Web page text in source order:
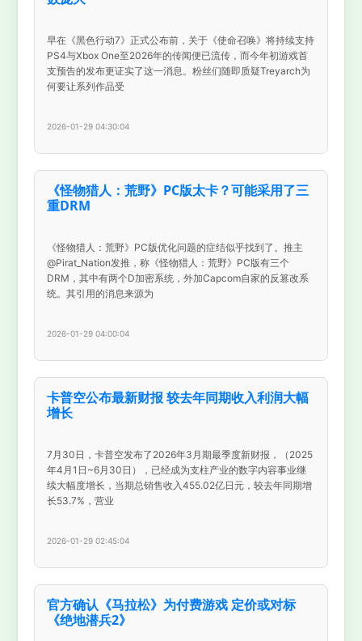
早在《黑色行动7》正式公布前，关于《使命召唤》将持续支持
PS4与Xbox One至2026年的传闻便已流传，而今年初游戏首
支预告的发布更证实了这一消息。粉丝们随即质疑Treyarch为
何要让系列作品受
2026-01-29 04:30:04
《怪物猎人：荒野》PC版太卡？可能采用了三
重DRM
《怪物猎人：荒野》PC版优化问题的症结似乎找到了。推主
@Pirat_Nation发推，称《怪物猎人：荒野》PC版有三个
DRM，其中有两个D加密系统，外加Capcom自家的反篡改系
统。其引用的消息来源为
2026-01-29 04:00:04
卡普空公布最新财报 较去年同期收入利润大幅
增长
7月30日，卡普空发布了2026年3月期最季度新财报，（2025
年4月1日~6月30日），已经成为支柱产业的数字内容事业继
续大幅度增长，当期总销售收入455.02亿日元，较去年同期增
长53.7%，营业
2026-01-29 02:45:04
官方确认《马拉松》为付费游戏 定价或对标
《绝地潜兵2》